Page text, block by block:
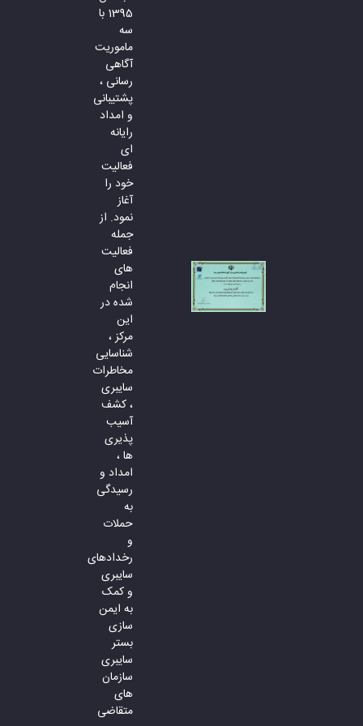
1395 با
سه
ماموریت
آگاهی
رسانی ،
پشتیبانی
و امداد
رایانه
ای
فعالیت
خود را
آغاز
نمود. از
جمله
فعالیت
های
انجام
شده در
این
مرکز ،
شناسایی
مخاطرات
سایبری
، کشف
آسیب
پذیری
ها ،
امداد و
رسیدگی
به
حملات
و
رخدادهای
سایبری
و کمک
به ایمن
سازی
بستر
سایبری
سازمان
های
متقاضی